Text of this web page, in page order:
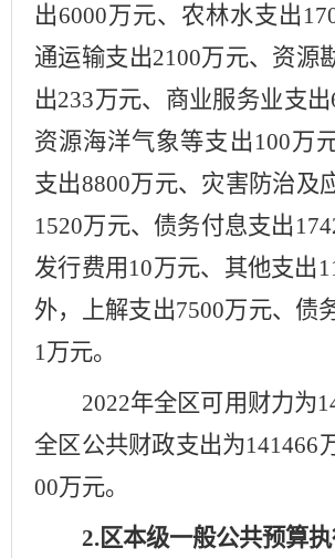
出6000万元、农林水支出
通运输支出2100万元、资源
出233万元、 商业服务业支出
资源海洋气象等支出 100万
支出8800万元、灾害防治及
1520万元、债务付息支出
发行费用 10万元、其他支出
外，
上解支出7500万元、 债
1万元。
2022年全区可用财力为
全区公共财政支出为141466
00万元。
2.区本级一般公共预算